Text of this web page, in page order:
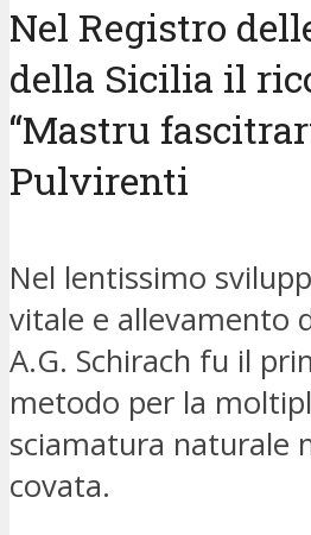
Nel Registro
della Sicilia il
“Mastru
Pulvirenti
Nel lentissimo
vitale e allevamento
A.G. Schirach fu il
metodo per la
sciamatura naturale
covata.